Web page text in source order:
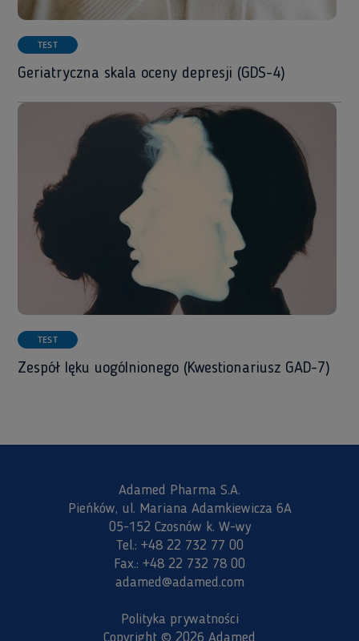
TEST
Geriatryczna skala oceny depresji (GDS-4)
TEST
Zespół lęku uogólnionego (Kwestionariusz GAD-7)
Adamed Pharma S.A.
Pieńków, ul. Mariana Adamkiewicza 6A
05-152 Czosnów k. W-wy
Tel.: +48 22 732 77 00
Fax.: +48 22 732 78 00
adamed@adamed.com
Polityka prywatności
Copyright © 2026 Adamed